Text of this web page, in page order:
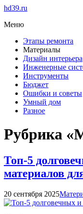
hd39.ru
Меню
Этапы ремонта
Материалы
Дизайн интерьера
Инженерные
Инструменты
Бюджет
Ошибки и советы
Умный дом
Разное
Рубрика
Топ-5
материалов
20 сентября 2025